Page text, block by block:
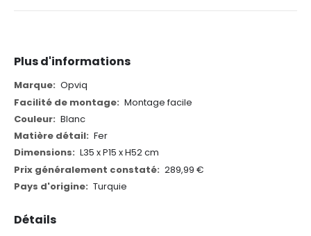
Détails
Plus d'informations
Plus
d'informations
Opviq
Montage facile
Blanc
Fer
L35 x P15 x H52 cm
289,99 €
Turquie